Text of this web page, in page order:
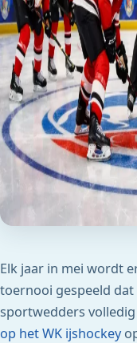
Elk jaar in mei wordt
toernooi gespeeld
sportwedders
op het WK ijshockey